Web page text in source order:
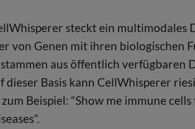
steckt ein
von Genen mit ihren biologischen
aus öffentlich
dieser Basis kann CellWhisperer
Beispiel: “Show me immune